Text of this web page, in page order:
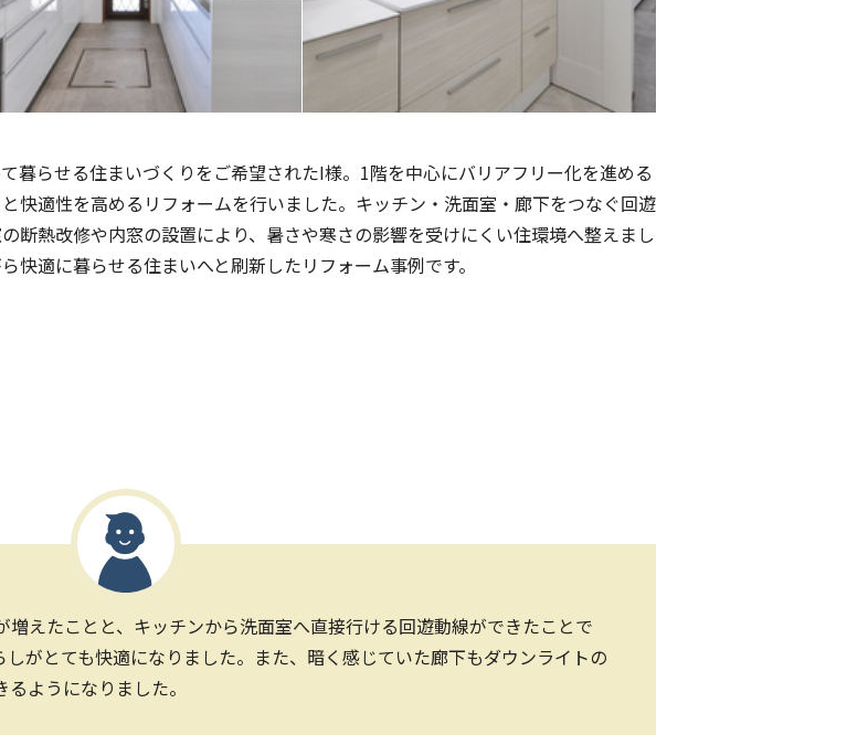
暮らせる住まいづくりをご希望されたI様。 1階を中心にバリアフリー化を進める
快適性を高めるリフォームを行いました。キッチン・洗面室・廊下をつなぐ回遊
断熱改修や内窓の設置により、暑さや寒さの影響を受けにくい住環境へ整えまし
適に暮らせる住まいへと刷新したリフォーム事例です。
えたことと、キッチンから洗面室へ直接行ける回遊動線ができたことで
がとても快適になりました。また、暗く感じていた廊下もダウンライトの
ようになりました。